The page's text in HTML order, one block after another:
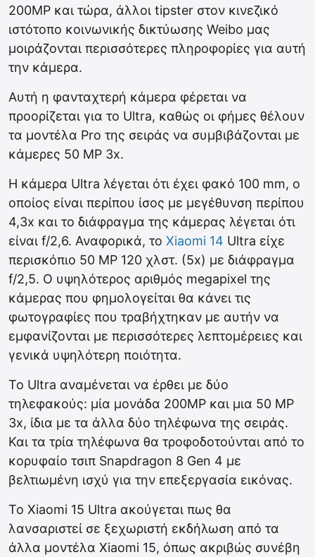
200MP και τώρα, άλλοι tipster στον κινεζικό
ιστότοπο κοινωνικής δικτύωσης Weibo μας
μοιράζονται περισσότερες πληροφορίες για αυτή
την κάμερα.
Αυτή η φανταχτερή κάμερα φέρεται να
προορίζεται για το Ultra, καθώς οι φήμες θέλουν
τα μοντέλα Pro της σειράς να συμβιβάζονται με
κάμερες 50 MP 3x.
Η κάμερα Ultra λέγεται ότι έχει φακό 100 mm, ο
οποίος είναι περίπου ίσος με μεγέθυνση περίπου
4,3x και το διάφραγμα της κάμερας λέγεται ότι
είναι f/2,6. Αναφορικά, το Xiaomi 14 Ultra είχε
περισκόπιο 50 MP 120 χλστ. (5x) με διάφραγμα
f/2,5. Ο υψηλότερος αριθμός megapixel της
κάμερας που φημολογείται θα κάνει τις
φωτογραφίες που τραβήχτηκαν με αυτήν να
εμφανίζονται με περισσότερες λεπτομέρειες και
γενικά υψηλότερη ποιότητα.
Το Ultra αναμένεται να έρθει με δύο
τηλεφακούς: μία μονάδα 200MP και μια 50 MP
3x, ίδια με τα άλλα δύο τηλέφωνα της σειράς.
Και τα τρία τηλέφωνα θα τροφοδοτούνται από το
κορυφαίο τσιπ Snapdragon 8 Gen 4 με
βελτιωμένη ισχύ για την επεξεργασία εικόνας.
Το Xiaomi 15 Ultra ακούγεται πως θα
λανσαριστεί σε ξεχωριστή εκδήλωση από τα
άλλα μοντέλα Xiaomi 15, όπως ακριβώς συνέβη